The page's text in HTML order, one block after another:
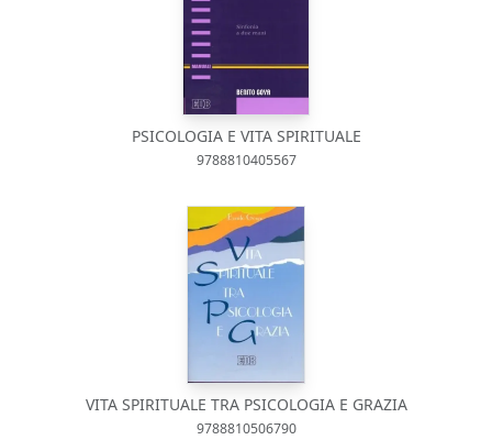
PSICOLOGIA E VITA SPIRITUALE
9788810405567
VITA SPIRITUALE TRA PSICOLOGIA E GRAZIA
9788810506790